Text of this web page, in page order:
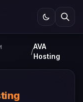
/
AVA
Hosting